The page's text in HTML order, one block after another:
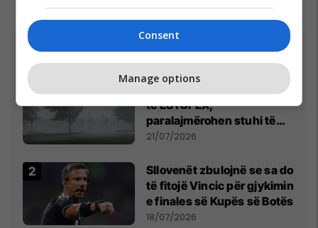
Top 5
Kosova nën alarmin e kuq
të ESTOFEX,
paralajmërohen stuhi të
fuqishme me breshër dhe
21/07/2026
Sllovenët zbulojnë se sa do
të fitojë Vincic për gjykimin
e finales së Kupës së Botës
18/07/2026
Consent
Manage options